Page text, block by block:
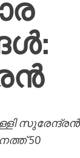
സുരേന്ദ്രന്‍
50